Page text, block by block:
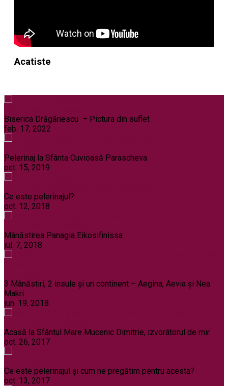
Acatiste
Biserica Drăgănescu – Pictura din suflet
feb. 17, 2022
Pelerinaj la Sfânta Cuvioasă Parascheva
oct. 15, 2019
Ce este pelerinajul?
oct. 12, 2018
Mânăstirea Panagia Eikosifinissa
iul. 7, 2018
3 Mânăstiri, 2 insule și un continent – Aegina, Aevia și Nea
Makri
iun. 19, 2018
Acasă la Sfântul Mare Mucenic Dimitrie, izvorâtorul de mir
oct. 26, 2017
Ce este pelerinajul şi cum ne pregătim pentru acesta?
oct. 13, 2017